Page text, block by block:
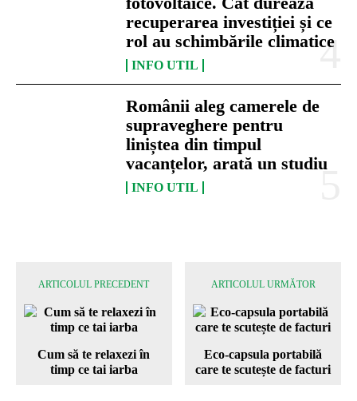
recuperarea investiției și ce
rol au schimbările climatice
INFO UTIL
Românii aleg camerele de
supraveghere pentru
liniștea din timpul
vacanțelor, arată un studiu
INFO UTIL
ARTICOLUL PRECEDENT
Cum să te relaxezi în
timp ce tai iarba
ARTICOLUL URMĂTOR
Eco-capsula portabilă
care te scutește de facturi